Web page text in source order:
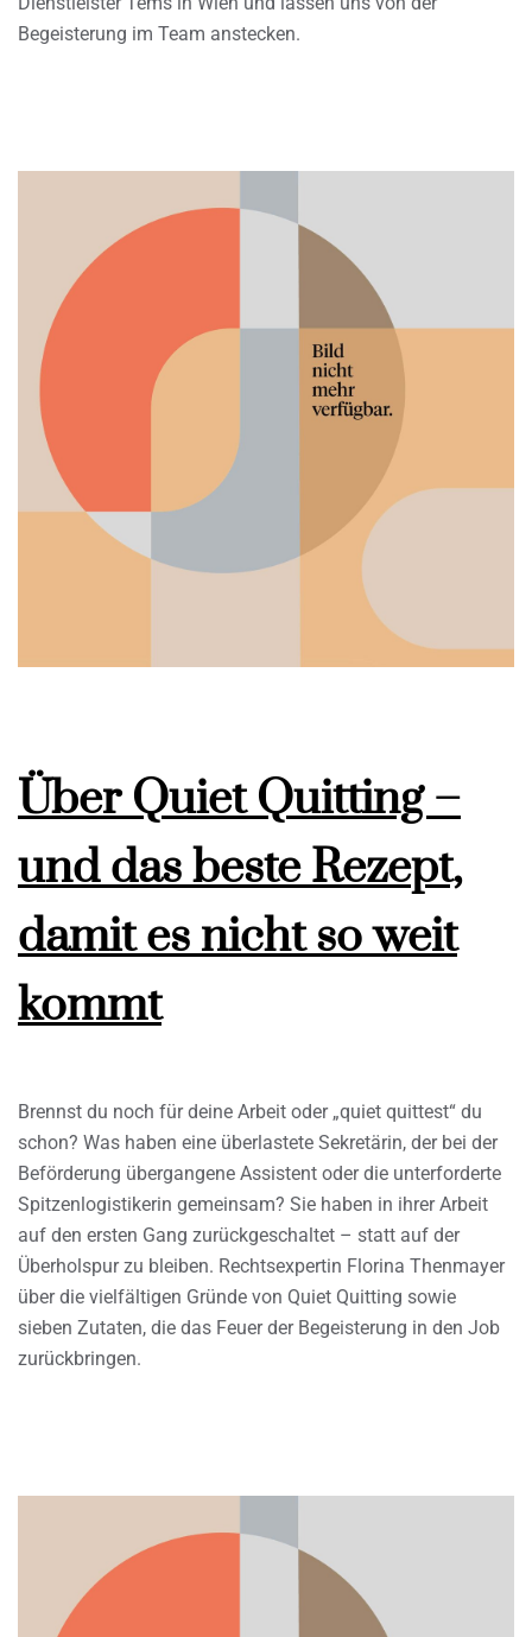
Begeisterung im Team anstecken.
Über Quiet Quitting –
und das beste Rezept,
damit es nicht so weit
kommt
Brennst du noch für deine Arbeit oder „quiet quittest“ du
schon? Was haben eine überlastete Sekretärin, der bei der
Beförderung übergangene Assistent oder die unterforderte
Spitzenlogistikerin gemeinsam? Sie haben in ihrer Arbeit
auf den ersten Gang zurückgeschaltet – statt auf der
Überholspur zu bleiben. Rechtsexpertin Florina Thenmayer
über die vielfältigen Gründe von Quiet Quitting sowie
sieben Zutaten, die das Feuer der Begeisterung in den Job
zurückbringen.